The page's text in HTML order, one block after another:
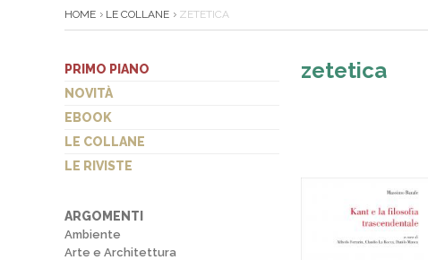
HOME LE COLLANE ZETETICA
PRIMO PIANO
NOVITÀ
EBOOK
LE COLLANE
LE RIVISTE
ARGOMENTI
Ambiente
Arte e Architettura
zetetica